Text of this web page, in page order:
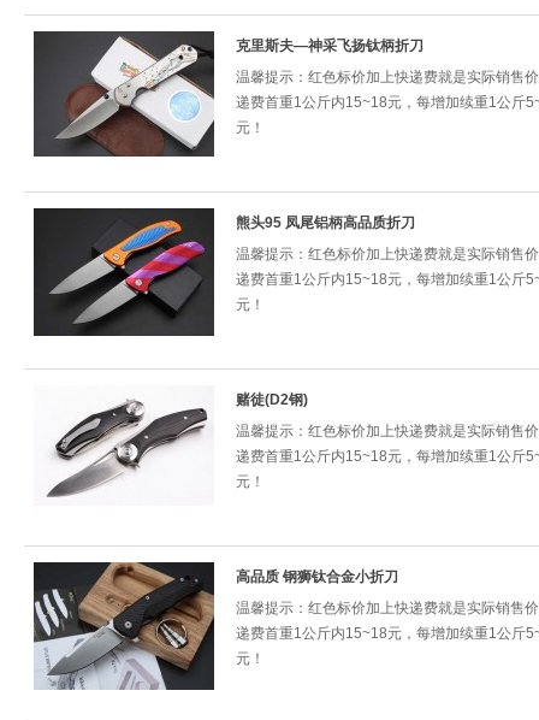
克里斯夫—神采飞扬钛柄折刀
温馨提示：红色标价加上快递费就是实际销售
递费首重1公斤内15~18元，每增加续重1公斤
元！
熊头95 凤尾铝柄高品质折刀
温馨提示：红色标价加上快递费就是实际销售
递费首重1公斤内15~18元，每增加续重1公斤
元！
赌徒(D2钢)
温馨提示：红色标价加上快递费就是实际销售
递费首重1公斤内15~18元，每增加续重1公斤
元！
高品质 钢狮钛合金小折刀
温馨提示：红色标价加上快递费就是实际销售
递费首重1公斤内15~18元，每增加续重1公斤
元！